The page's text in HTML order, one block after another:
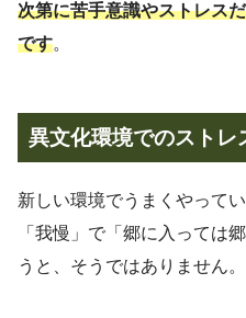
次第に苦手意識やストレス
です。
異文化環境でのストレ
新しい環境でうまくやって
「我慢」で「郷に入っては
うと、そうではありません。